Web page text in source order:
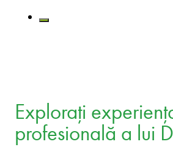
Explorați
profesională a lui